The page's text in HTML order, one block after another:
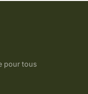
pour tous